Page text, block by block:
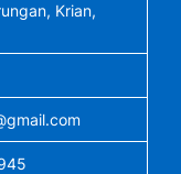
Krian,